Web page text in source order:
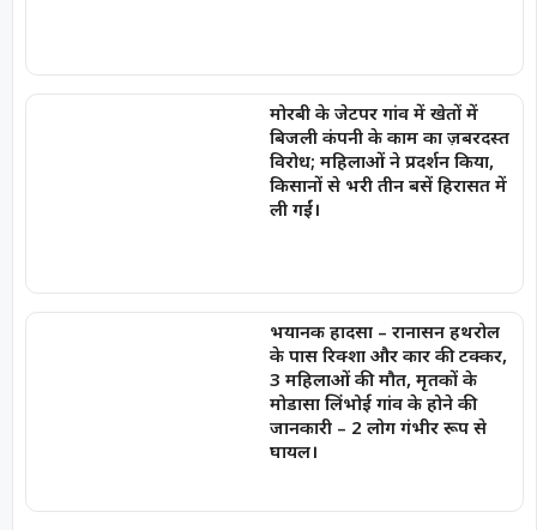
मोरबी के जेटपर गांव में खेतों में
बिजली कंपनी के काम का ज़बरदस्त
विरोध; महिलाओं ने प्रदर्शन किया,
किसानों से भरी तीन बसें हिरासत में
ली गईं।
भयानक हादसा – रानासन हथरोल
के पास रिक्शा और कार की टक्कर,
3 महिलाओं की मौत, मृतकों के
मोडासा लिंभोई गांव के होने की
जानकारी – 2 लोग गंभीर रूप से
घायल।